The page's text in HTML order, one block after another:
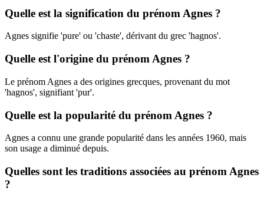
Quelle est la signification du prénom Agnes ?
Agnes signifie 'pure' ou 'chaste', dérivant du grec 'hagnos'.
Quelle est l'origine du prénom Agnes ?
Le prénom Agnes a des origines grecques, provenant du mot
'hagnos', signifiant 'pur'.
Quelle est la popularité du prénom Agnes ?
Agnes a connu une grande popularité dans les années 1960, mais
son usage a diminué depuis.
Quelles sont les traditions associées au prénom Agnes
?